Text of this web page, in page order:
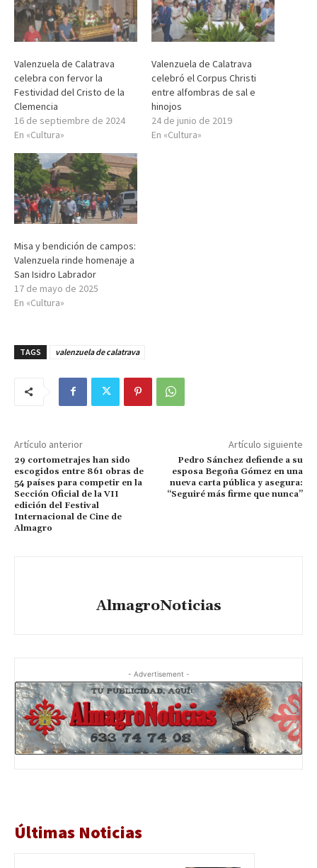
Valenzuela de Calatrava
celebra con fervor la
Festividad del Cristo de la
Clemencia
16 de septiembre de 2024
En «Cultura»
Valenzuela de Calatrava
celebró el Corpus Christi
entre alfombras de sal e
hinojos
24 de junio de 2019
En «Cultura»
Misa y bendición de campos:
Valenzuela rinde homenaje a
San Isidro Labrador
17 de mayo de 2025
En «Cultura»
TAGS valenzuela de calatrava
Artículo anterior
29 cortometrajes han sido
escogidos entre 861 obras de
54 países para competir en la
Sección Oficial de la VII
edición del Festival
Internacional de Cine de
Almagro
Artículo siguiente
Pedro Sánchez defiende a su
esposa Begoña Gómez en una
nueva carta pública y asegura:
“Seguiré más firme que nunca”
AlmagroNoticias
- Advertisement -
Últimas Noticias